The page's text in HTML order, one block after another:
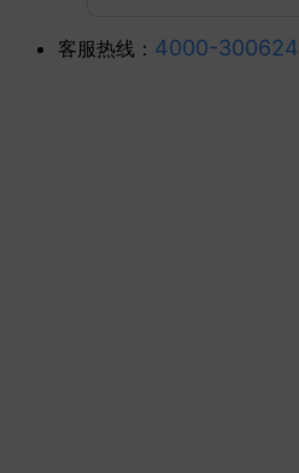
客服热线： 4000-300624